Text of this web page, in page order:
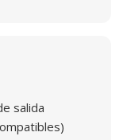
salida